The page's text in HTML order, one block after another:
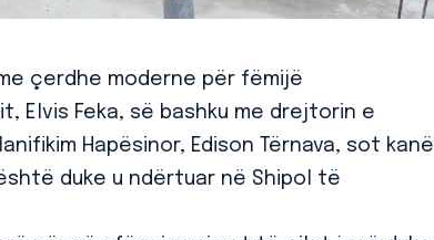
çerdhe moderne për fëmijë
Elvis Feka, së bashku me drejtorin e
Hapësinor, Edison Tërnava, sot kanë
duke u ndërtuar në Shipol të